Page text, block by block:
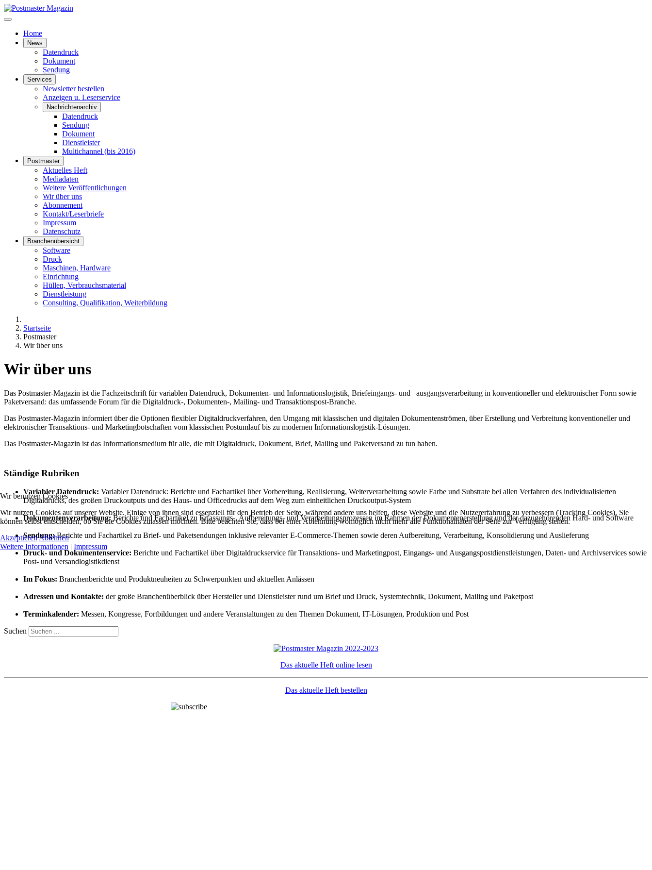
Home
News
Datendruck
Dokument
Sendung
Services
Newsletter bestellen
Anzeigen u. Leserservice
Nachrichtenarchiv
Datendruck
Sendung
Dokument
Dienstleister
Multichannel (bis 2016)
Postmaster
Aktuelles Heft
Mediadaten
Weitere Veröffentlichungen
Wir über uns
Abonnement
Kontakt/Leserbriefe
Impressum
Datenschutz
Branchenübersicht
Software
Druck
Maschinen, Hardware
Einrichtung
Hüllen, Verbrauchsmaterial
Dienstleistung
Consulting, Qualifikation, Weiterbildung
Startseite
Postmaster
Wir über uns
Wir über uns
Das Postmaster-Magazin ist die Fachzeitschrift für variablen Datendruck, Dokumenten- und Informationslogistik, Briefeingangs- und –ausgangsverarbeitung in konventioneller und elektronischer Form sowie
Paketversand: das umfassende Forum für die Digitaldruck-, Dokumenten-, Mailing- und Transaktionspost-Branche.
Das Postmaster-Magazin informiert über die Optionen flexibler Digitaldruckverfahren, den Umgang mit klassischen und digitalen Dokumentenströmen, über Erstellung und Verbreitung konventioneller und
elektronischer Transaktions- und Marketingbotschaften vom klassischen Postumlauf bis zu modernen Informationslogistik-Lösungen.
Das Postmaster-Magazin ist das Informationsmedium für alle, die mit Digitaldruck, Dokument, Brief, Mailing und Paketversand zu tun haben.
Ständige Rubriken
Variabler Datendruck: Variabler Datendruck: Berichte und Fachartikel über Vorbereitung, Realisierung, Weiterverarbeitung sowie Farbe und Substrate bei allen Verfahren des individualisierten
Digitaldrucks, des großen Druckoutputs und des Haus- und Officedrucks auf dem Weg zum einheitlichen Druckoutput-System
Dokumentenverarbeitung:Berichte und Fachartikel zu Erfassungs-, Aufbereitungs- und Verarbeitungsprozessen im Rahmen der Dokumentenerstellung und der dazugehörenden Hard- und Software
Sendung:Berichte und Fachartikel zu Brief- und Paketsendungen inklusive relevanter E-Commerce-Themen sowie deren Aufbereitung, Verarbeitung, Konsolidierung und Auslieferung
Druck- und Dokumentenservice: Berichte und Fachartikel über Digitaldruckservice für Transaktions- und Marketingpost, Eingangs- und Ausgangspostdienstleistungen, Daten- und Archivservices sowie
Post- und Versandlogistikdienst
Im Fokus: Branchenberichte und Produktneuheiten zu Schwerpunkten und aktuellen Anlässen
Adressen und Kontakte: der große Branchenüberblick über Hersteller und Dienstleister rund um Brief und Druck, Systemtechnik, Dokument, Mailing und Paketpost
Terminkalender: Messen, Kongresse, Fortbildungen und andere Veranstaltungen zu den Themen Dokument, IT-Lösungen, Produktion und Post
Suchen
Das aktuelle Heft online lesen
Das aktuelle Heft bestellen
Wir benutzen Cookies
Wir nutzen Cookies auf unserer Website. Einige von ihnen sind essenziell für den Betrieb der Seite, während andere uns helfen, diese Website und die Nutzererfahrung zu verbessern (Tracking Cookies). Sie
können selbst entscheiden, ob Sie die Cookies zulassen möchten. Bitte beachten Sie, dass bei einer Ablehnung womöglich nicht mehr alle Funktionalitäten der Seite zur Verfügung stehen.
AkzeptierenAblehnen
Weitere Informationen | Impressum